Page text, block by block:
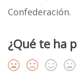
Confederación.
¿Qué te ha